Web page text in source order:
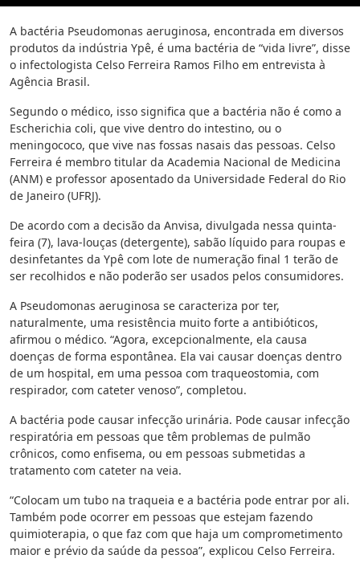
A bactéria Pseudomonas aeruginosa, encontrada em diversos
produtos da indústria Ypê, é uma bactéria de “vida livre”, disse
o infectologista Celso Ferreira Ramos Filho em entrevista à
Agência Brasil.
Segundo o médico, isso significa que a bactéria não é como a
Escherichia coli, que vive dentro do intestino, ou o
meningococo, que vive nas fossas nasais das pessoas. Celso
Ferreira é membro titular da Academia Nacional de Medicina
(ANM) e professor aposentado da Universidade Federal do Rio
de Janeiro (UFRJ).
De acordo com a decisão da Anvisa, divulgada nessa quinta-
feira (7), lava-louças (detergente), sabão líquido para roupas e
desinfetantes da Ypê com lote de numeração final 1 terão de
ser recolhidos e não poderão ser usados pelos consumidores.
A Pseudomonas aeruginosa se caracteriza por ter,
naturalmente, uma resistência muito forte a antibióticos,
afirmou o médico. “Agora, excepcionalmente, ela causa
doenças de forma espontânea. Ela vai causar doenças dentro
de um hospital, em uma pessoa com traqueostomia, com
respirador, com cateter venoso”, completou.
A bactéria pode causar infecção urinária. Pode causar infecção
respiratória em pessoas que têm problemas de pulmão
crônicos, como enfisema, ou em pessoas submetidas a
tratamento com cateter na veia.
“Colocam um tubo na traqueia e a bactéria pode entrar por ali.
Também pode ocorrer em pessoas que estejam fazendo
quimioterapia, o que faz com que haja um comprometimento
maior e prévio da saúde da pessoa”, explicou Celso Ferreira.